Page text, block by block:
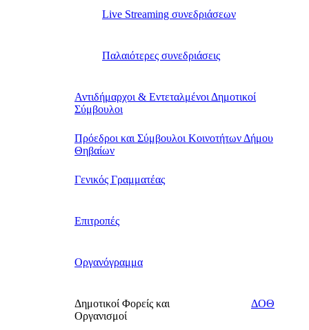
Live Streaming συνεδριάσεων
Παλαιότερες συνεδριάσεις
Αντιδήμαρχοι & Εντεταλμένοι Δημοτικοί
Σύμβουλοι
Πρόεδροι και Σύμβουλοι Κοινοτήτων Δήμου
Θηβαίων
Γενικός Γραμματέας
Επιτροπές
Οργανόγραμμα
Δημοτικοί Φορείς και
Οργανισμοί
ΔΟΘ